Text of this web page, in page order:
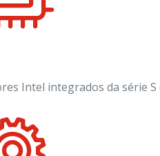
Intel integrados da série